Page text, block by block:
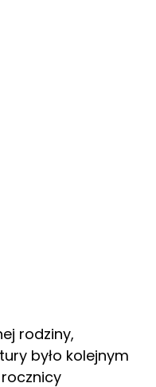
rodziny,
było kolejnym